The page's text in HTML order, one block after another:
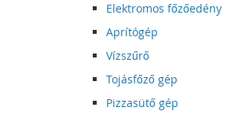
Elektromos főzőedény
Aprítógép
Vízszűrő
Tojásfőző gép
Pizzasütő gép